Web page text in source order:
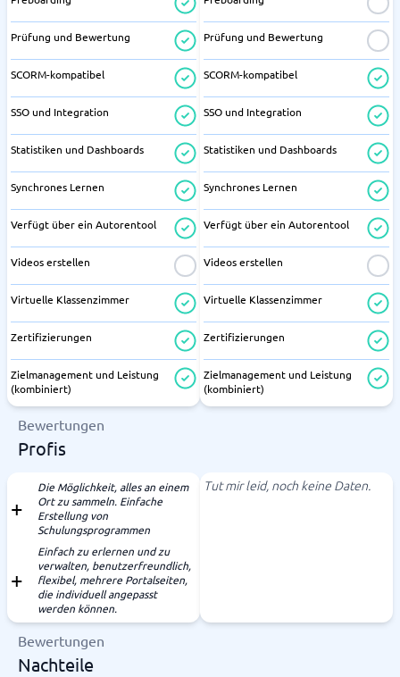
Prüfung und Bewertung
SCORM-kompatibel
SSO und Integration
Statistiken und Dashboards
Synchrones Lernen
Verfügt über ein Autorentool
Videos erstellen
Virtuelle Klassenzimmer
Zertifizierungen
Zielmanagement und Leistung
(kombiniert)
Prüfung und Bewertung
SCORM-kompatibel
SSO und Integration
Statistiken und Dashboards
Synchrones Lernen
Verfügt über ein Autorentool
Videos erstellen
Virtuelle Klassenzimmer
Zertifizierungen
Zielmanagement und Leistung
(kombiniert)
Bewertungen
Profis
Die Möglichkeit, alles an einem
Ort zu sammeln. Einfache
Erstellung von
Schulungsprogrammen
Einfach zu erlernen und zu
verwalten, benutzerfreundlich,
flexibel, mehrere Portalseiten,
die individuell angepasst
werden können.
Tut mir leid, noch keine Daten.
Bewertungen
Nachteile